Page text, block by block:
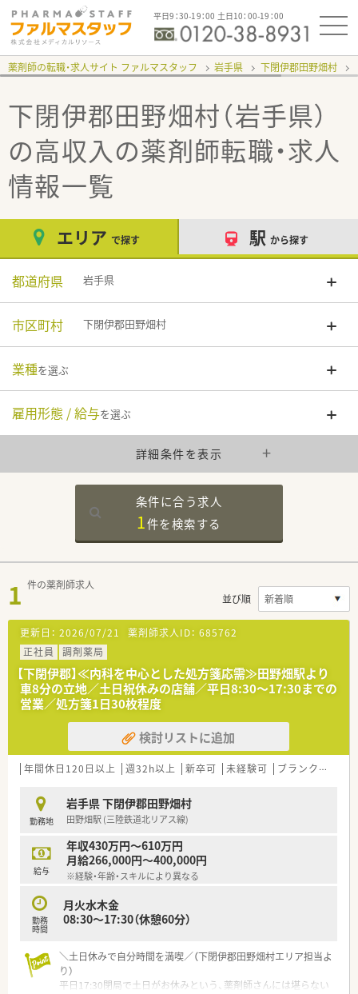
平日9：30-19：00 土日10：00-19：00
薬剤師の転職・求人サイト ファルマスタッフ 岩手県 下閉伊郡田野畑村
下閉伊郡田野畑村（岩手県）
の高収入の薬剤師転職・求人
情報一覧
エリア で探す 駅 から探す
都道府県 岩手県
市区町村 下閉伊郡田野畑村
業種を選ぶ
雇用形態 / 給与を選ぶ
詳細条件を表示
条件に合う求人
1件を検索する
1 件の薬剤師求人
並び順
更新日： 2026/07/21 薬剤師求人ID： 685762
正社員
調剤薬局
【下閉伊郡】≪内科を中心とした処方箋応需≫田野畑駅より
車8分の立地／土日祝休みの店舗／平日8:30～17:30までの
営業／処方箋1日30枚程度
検討リストに追加
年間休日120日以上 週32h以上 新卒可 未経験可 ブランク可
勤務地
岩手県 下閉伊郡田野畑村
田野畑駅 (三陸鉄道北リアス線)
給与
年収430万円～610万円
月給266,000円～400,000円
※経験・年齢・スキルにより異なる
勤務
時間
月火水木金
08:30～17:30（休憩60分）
＼土日休みで自分時間を満喫／（下閉伊郡田野畑村エリア担当よ
り）
平日17:30閉局で土日がお休みという、薬剤師さんには堪らない